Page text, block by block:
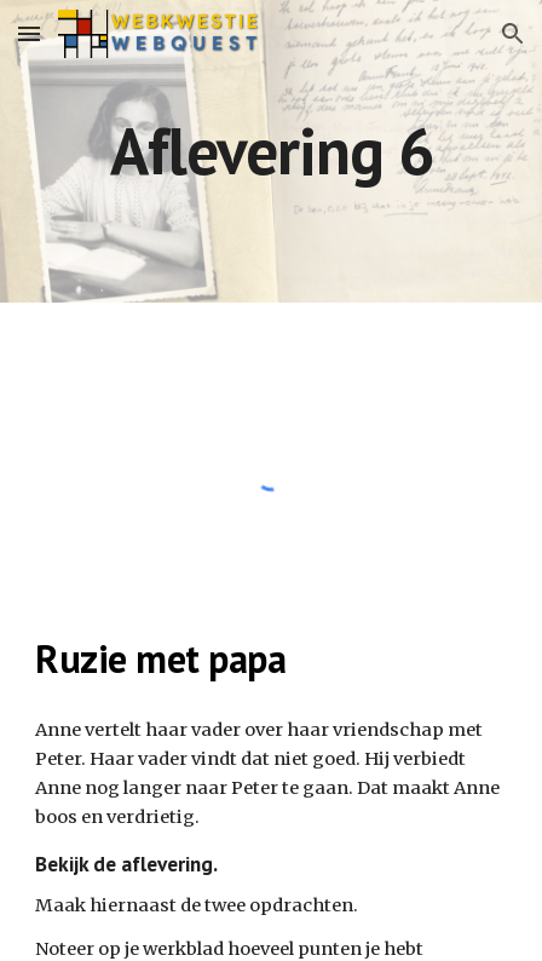
Skip to main content Skip to navigation
Aflevering 6
Ruzie met papa
Anne vertelt haar vader over haar vriendschap met
Peter. Haar vader vindt dat niet goed. Hij verbiedt
Anne nog langer naar Peter te gaan. Dat maakt Anne
boos en verdrietig.
Bekijk de aflevering.
Maak hiernaast de twee opdrachten.
Noteer opje werkblad hoeveel punten je hebt